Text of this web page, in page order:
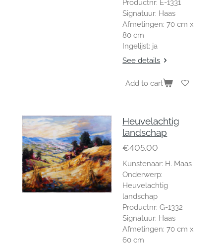
Productnr: E-1331
Signatuur: Haas
Afmetingen: 70 cm x
80 cm
Ingelijst: ja
See details
Add to cart
Heuvelachtig
landschap
€405.00
Kunstenaar: H. Maas
Onderwerp:
Heuvelachtig
landschap
Productnr: G-1332
Signatuur: Haas
Afmetingen: 70 cm x
60 cm